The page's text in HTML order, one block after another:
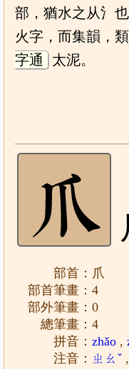
部，猶水之从氵
火字，而集韻，
字通
太泥。
部首：爪
部首筆畫：4
部外筆畫：0
總筆畫：4
拼音：zhǎo ,
注音： ㄓㄠˇ ,